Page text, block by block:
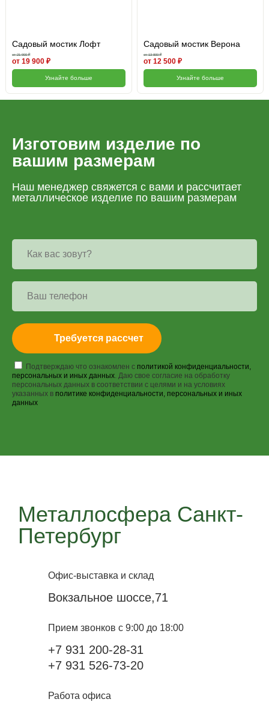
Садовый мостик Лофт
от 21 900 ₽
от 19 900 ₽
Узнайте больше
Садовый мостик Верона
от 13 800 ₽
от 12 500 ₽
Узнайте больше
Изготовим изделие по
вашим размерам
Наш менеджер свяжется с вами и рассчитает
металлическое изделие по вашим размерам
Требуется рассчет
Подтверждаю что ознакомлен с политикой конфиденциальности,
персональных и иных данных. Даю свое согласие на обработку
персональных данных в соответствии с целями и на условиях
указанных в политике конфиденциальности, персональных и иных
данных
Металлосфера Санкт-
Петербург
Офис-выставка и склад
Вокзальное шоссе,71
Прием звонков с 9:00 до 18:00
+7 931 200-28-31
+7 931 526-73-20
Работа офиса